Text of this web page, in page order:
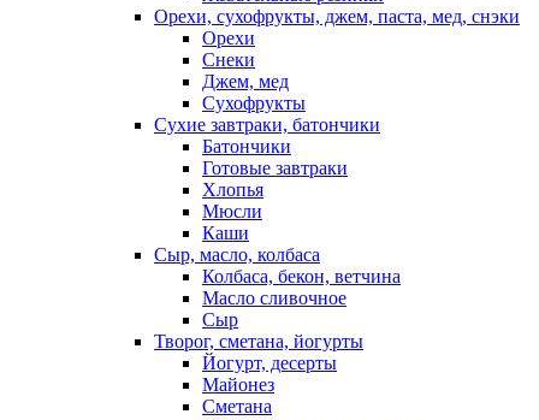
Орехи, сухофрукты, джем, паста, мед, снэки
Орехи
Снеки
Джем, мед
Сухофрукты
Сухие завтраки, батончики
Батончики
Готовые завтраки
Хлопья
Мюсли
Каши
Сыр, масло, колбаса
Колбаса, бекон, ветчина
Масло сливочное
Сыр
Творог, сметана, йогурты
Йогурт, десерты
Майонез
Сметана